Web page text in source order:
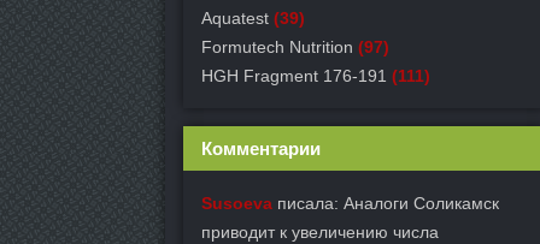
Aquatest (39)
Formutech Nutrition (97)
HGH Fragment 176-191 (111)
Комментарии
Susoeva писала: Аналоги Соликамск
приводит к увеличению числа